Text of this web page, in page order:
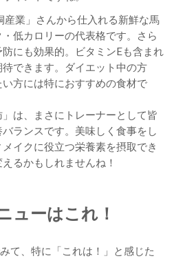
産業」さんから仕入れる新鮮な馬
低カロリーの代表格です。さら
にも効果的。ビタミンEも含まれ
できます。ダイエット中の方
方には特におすすめの食材で
」は、まさにトレーナーとして皆
ランスです。美味しく食事をし
イクに役立つ栄養素を摂取でき
るかもしれませんね！
ューはこれ！
て、特に「これは！」と感じた